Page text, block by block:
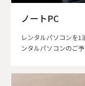
ノートPC
レンタルパソコンを
ンタルパソコンのご